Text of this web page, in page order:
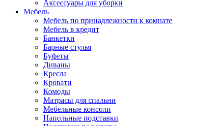
Аксессуары для уборки
Мебель
Мебель по принадлежности к комнате
Мебель в кредит
Банкетки
Барные стулья
Буфеты
Диваны
Кресла
Кровати
Комоды
Матрасы для спальни
Мебельные консоли
Напольные подставки